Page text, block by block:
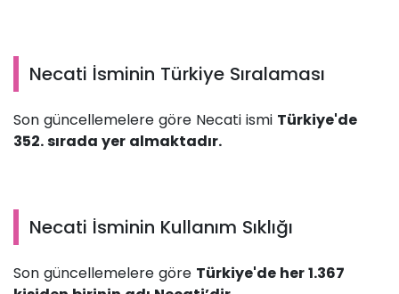
Necati İsminin Türkiye Sıralaması
Son güncellemelere göre Necati ismi Türkiye'de
352. sırada yer almaktadır.
Necati İsminin Kullanım Sıklığı
Son güncellemelere göre Türkiye'de her 1.367